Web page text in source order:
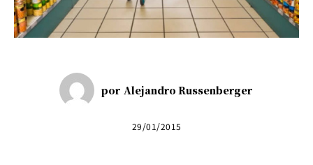
por Alejandro Russenberger
29/01/2015